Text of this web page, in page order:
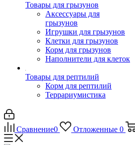
Товары для грызунов
Аксессуары для
грызунов
Игрушки для грызунов
Клетки для грызунов
Корм для грызунов
Наполнители для клеток
Товары для рептилий
Корм для рептилий
Террариумистика
Сравнение0 Отложенные 0